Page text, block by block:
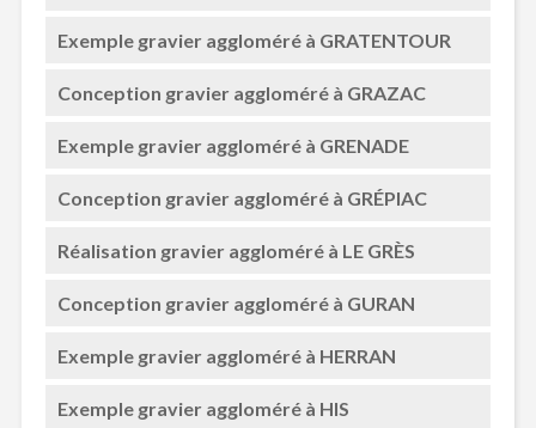
Exemple gravier aggloméré à GRATENTOUR
Conception gravier aggloméré à GRAZAC
Exemple gravier aggloméré à GRENADE
Conception gravier aggloméré à GRÉPIAC
Réalisation gravier aggloméré à LE GRÈS
Conception gravier aggloméré à GURAN
Exemple gravier aggloméré à HERRAN
Exemple gravier aggloméré à HIS